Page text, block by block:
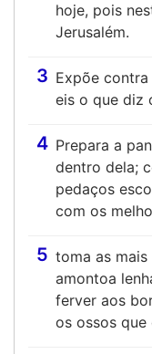
hoje, pois
Jerusalém.
3 Expõe
eis o que diz
4 Prepara a
dentro dela;
pedaços
com os
5 toma as
amontoa
ferver aos
os ossos